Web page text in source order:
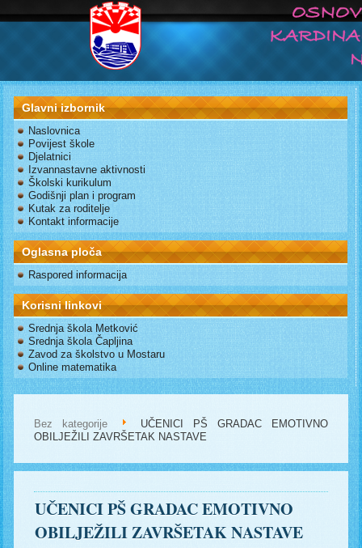
Glavni izbornik
Naslovnica
Povijest škole
Djelatnici
Izvannastavne aktivnosti
Školski kurikulum
Godišnji plan i program
Kutak za roditelje
Kontakt informacije
Oglasna ploča
Raspored informacija
Korisni linkovi
Srednja škola Metković
Srednja škola Čapljina
Zavod za školstvo u Mostaru
Online matematika
Bez kategorije
UČENICI PŠ GRADAC EMOTIVNO
OBILJEŽILI ZAVRŠETAK NASTAVE
UČENICI PŠ GRADAC EMOTIVNO
OBILJEŽILI ZAVRŠETAK NASTAVE